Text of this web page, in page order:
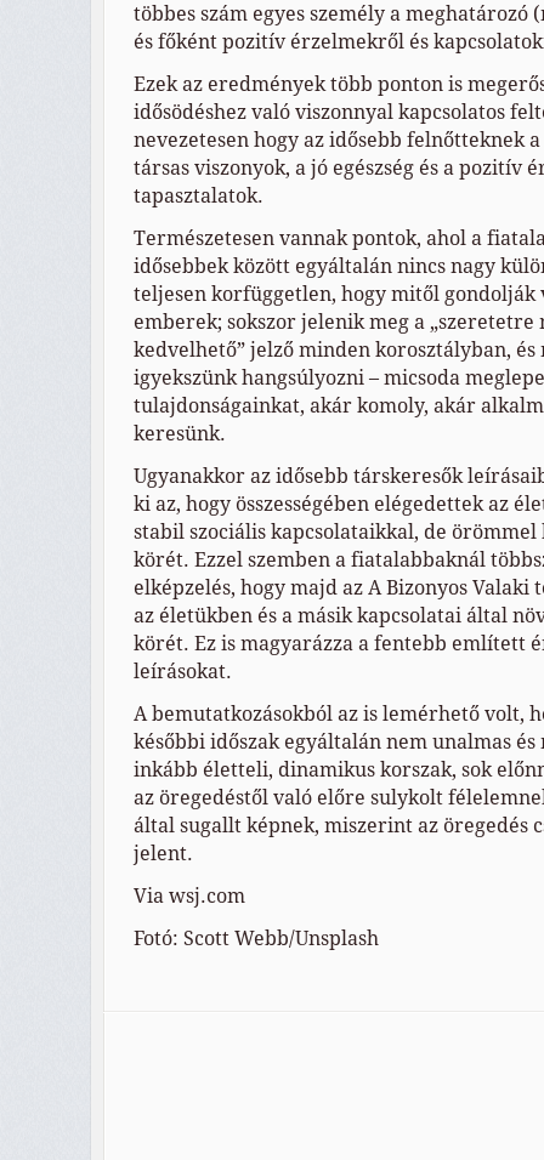
többes szám egyes személy a meghatározó
és főként pozitív érzelmekről és
Ezek az eredmények több ponton is
idősödéshez való viszonnyal kapcsolatos
nevezetesen hogy az idősebb felnőtteknek
társas viszonyok, a jó egészség és a pozitív
tapasztalatok.
Természetesen vannak pontok, ahol a
idősebbek között egyáltalán nincs nagy
teljesen korfüggetlen, hogy mitől gondolják
emberek; sokszor jelenik meg a „szeretetre
kedvelhető” jelző minden korosztályban,
igyekszünk hangsúlyozni – micsoda
tulajdonságainkat, akár komoly, akár
keresünk.
Ugyanakkor az idősebb társkeresők
ki az, hogy összességében elégedettek az
stabil szociális kapcsolataikkal, de
körét. Ezzel szemben a fiatalabbaknál
elképzelés, hogy majd az A Bizonyos
az életükben és a másik kapcsolatai által
körét. Ez is magyarázza a fentebb említett
leírásokat.
A bemutatkozásokból az is lemérhető volt,
későbbi időszak egyáltalán nem unalmas és
inkább életteli, dinamikus korszak, sok
az öregedéstől való előre sulykolt
által sugallt képnek, miszerint az öregedés
jelent.
Via wsj.com
Fotó: Scott Webb/Unsplash